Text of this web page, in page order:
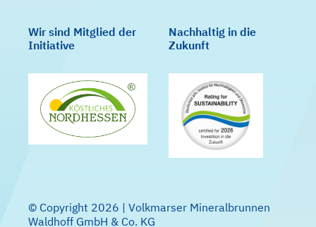
Wir sind Mitglied der
Initiative
Nachhaltig in die
Zukunft
© Copyright 2026 | Volkmarser Mineralbrunnen
Waldhoff GmbH & Co. KG